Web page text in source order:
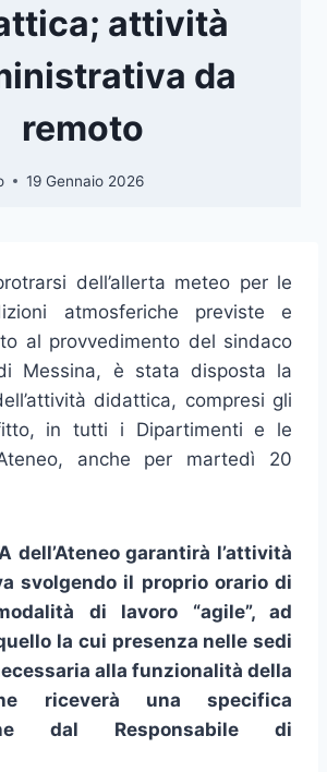
attività
da
remoto
19 Gennaio 2026
dell’allerta meteo per le
atmosferiche previste e
al provvedimento del sindaco
Messina, è stata disposta la
didattica, compresi gli
in tutti i Dipartimenti e le
anche per martedì 20
dell’Ateneo garantirà l’attività
svolgendo il proprio orario di
di lavoro “agile”, ad
la cui presenza nelle sedi
alla funzionalità della
riceverà una specifica
dal Responsabile di